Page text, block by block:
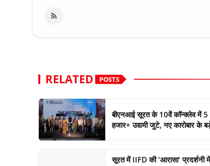
RELATED POSTS
बीएनआई सूरत के 10वें कॉन्क्लेव में 5
हजार+ उद्यमी जुटे, नए कारोबार के
सूरत में IIFD की 'आरासा' प्रदर्शनी में